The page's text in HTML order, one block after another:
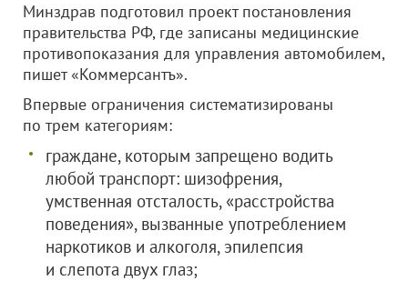
Минздрав подготовил проект постановления
правительства РФ, где записаны медицинские
противопоказания для управления автомобилем,
пишет «Коммерсантъ».
Впервые ограничения систематизированы
по трем категориям:
граждане, которым запрещено водить
любой транспорт: шизофрения,
умственная отсталость, «расстройства
поведения», вызванные употреблением
наркотиков и алкоголя, эпилепсия
и слепота двух глаз;